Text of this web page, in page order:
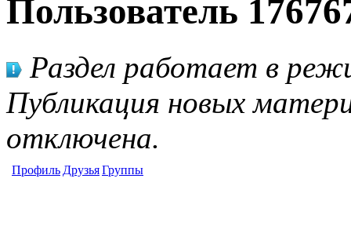
Пользователь
Раздел работает в
Публикация новых
отключена.
Профиль ДрузьяГруппы